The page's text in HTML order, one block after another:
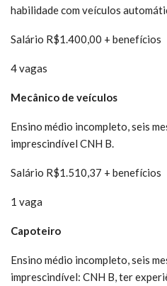
habilidade com veículos
Salário R$1.400,00 + benefícios
4 vagas
Mecânico de veículos
Ensino médio incompleto, seis
imprescindível CNH B.
Salário R$1.510,37 + benefícios
1 vaga
Capoteiro
Ensino médio incompleto, seis
imprescindível: CNH B, ter